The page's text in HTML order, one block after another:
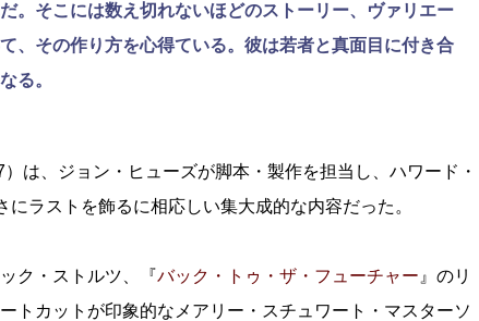
。そこには数え切れないほどのストーリー、ヴァリエー
、その作り方を心得ている。彼は若者と真面目に付き合
る。
は、ジョン・ヒューズが脚本・製作を担当し、ハワード・
にラストを飾るに相応しい集大成的な内容だった。
ク・ストルツ、『バック・トゥ・ザ・フューチャー 』のリ
トカットが印象的なメアリー・スチュワート・マスターソ